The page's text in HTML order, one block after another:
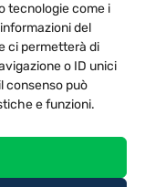
tecnologie come i
del
ci permetterà di
o ID unici
consenso può
e funzioni.
PREFERENZE
(PT)